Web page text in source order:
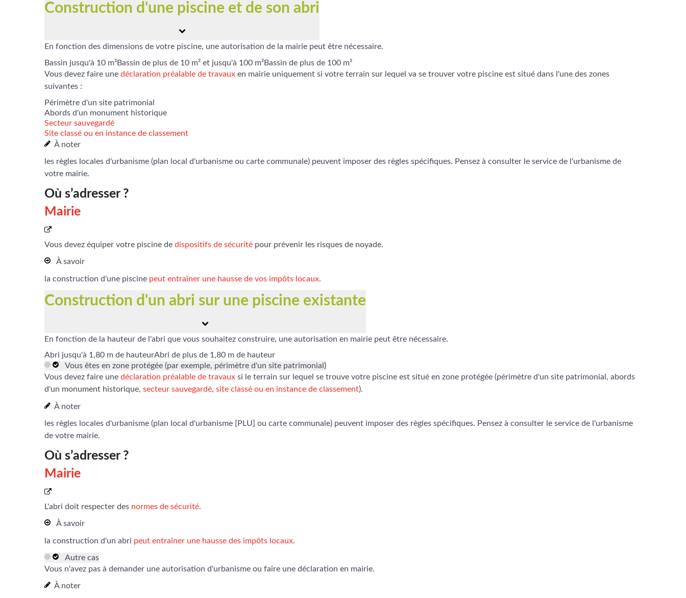
Construction d'une piscine et de son abri
En fonction des dimensions de votre piscine, une autorisation de la mairie peut être nécessaire.
Bassin jusqu'à 10 m²Bassin de plus de 10 m² et jusqu'à 100 m²Bassin de plus de 100 m²
Vous devez faire une déclaration préalable de travaux en mairie uniquement si votre terrain sur lequel va se trouver votre piscine est situé dans l'une des zones
suivantes :
Périmètre d'un site patrimonial
Abords d'un monument historique
Secteur sauvegardé
Site classé ou en instance de classement
À noter
les règles locales d'urbanisme (plan local d'urbanisme ou carte communale) peuvent imposer des règles spécifiques. Pensez à consulter le service de l'urbanisme de
votre mairie.
Où s’adresser ?
Mairie
Vous devez équiper votre piscine de dispositifs de sécurité pour prévenir les risques de noyade.
À savoir
la construction d'une piscine peut entraîner une hausse de vos impôts locaux.
Construction d'un abri sur une piscine existante
En fonction de la hauteur de l'abri que vous souhaitez construire, une autorisation en mairie peut être nécessaire.
Abri jusqu'à 1,80 m de hauteurAbri de plus de 1,80 m de hauteur
Vous êtes en zone protégée (par exemple, périmètre d'un site patrimonial)
Vous devez faire une déclaration préalable de travaux si le terrain sur lequel se trouve votre piscine est situé en zone protégée (périmètre d'un site patrimonial, abords
d'un monument historique, secteur sauvegardé, site classé ou en instance de classement).
À noter
les règles locales d'urbanisme (plan local d'urbanisme [PLU] ou carte communale) peuvent imposer des règles spécifiques. Pensez à consulter le service de l'urbanisme
de votre mairie.
Où s’adresser ?
Mairie
L'abri doit respecter des normes de sécurité.
À savoir
la construction d'un abri peut entraîner une hausse des impôts locaux.
Autre cas
Vous n'avez pas à demander une autorisation d'urbanisme ou faire une déclaration en mairie.
À noter